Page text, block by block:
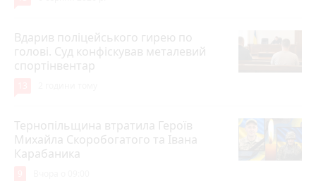
Вдарив поліцейського гирею по
голові. Суд конфіскував металевий
спортінвентар
Тернопільщина втратила Героїв
Михайла Скоробогатого та Івана
Карабаника